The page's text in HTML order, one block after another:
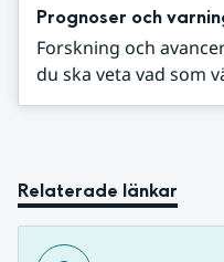
Prognoser och
Forskning och
du ska veta vad som
Relaterade länkar